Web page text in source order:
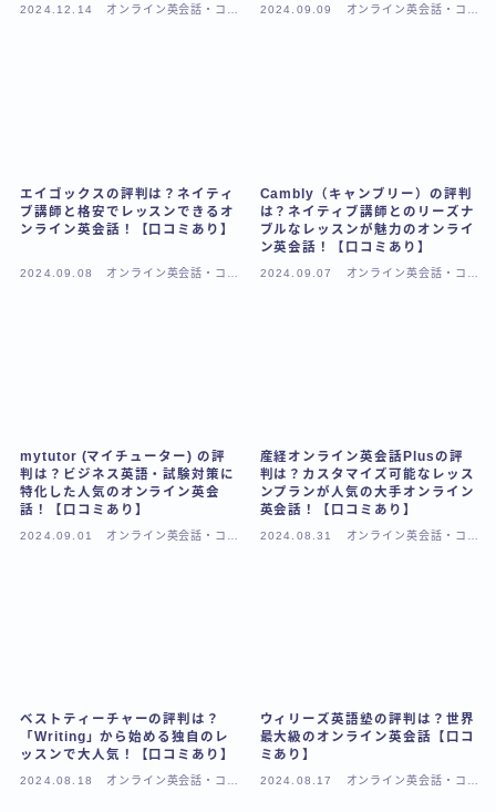
2024.12.14
オンライン英会話・コー
2024.09.09
オンライン英会話・コー
エイゴックスの評判は？ネイティ
ブ講師と格安でレッスンできるオ
ンライン英会話！【口コミあり】
2024.09.08
オンライン英会話・コー
Cambly（キャンブリー）の評判
は？ネイティブ講師とのリーズナ
ブルなレッスンが魅力のオンライ
ン英会話！【口コミあり】
2024.09.07
オンライン英会話・コー
mytutor (マイチューター) の評
判は？ビジネス英語・試験対策に
特化した人気のオンライン英会
話！【口コミあり】
2024.09.01
オンライン英会話・コー
産経オンライン英会話Plusの評
判は？カスタマイズ可能なレッス
ンプランが人気の大手オンライン
英会話！【口コミあり】
2024.08.31
オンライン英会話・コー
ベストティーチャーの評判は？
「Writing」から始める独自のレ
ッスンで大人気！【口コミあり】
2024.08.18
オンライン英会話・コー
ウィリーズ英語塾の評判は？世界
最大級のオンライン英会話【口コ
ミあり】
2024.08.17
オンライン英会話・コー